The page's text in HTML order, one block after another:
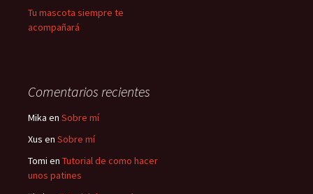
Tu mascota siempre te
acompañará
Comentarios recientes
Mika en Sobre mí
Xus en Sobre mí
Tomi en Tutorial de como hacer
unos patines